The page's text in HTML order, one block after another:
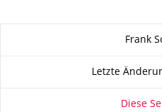
Frank
Letzte
Diese